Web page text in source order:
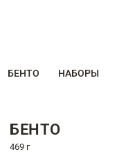
БЕНТО НАБОРЫ
БЕНТО
469 г